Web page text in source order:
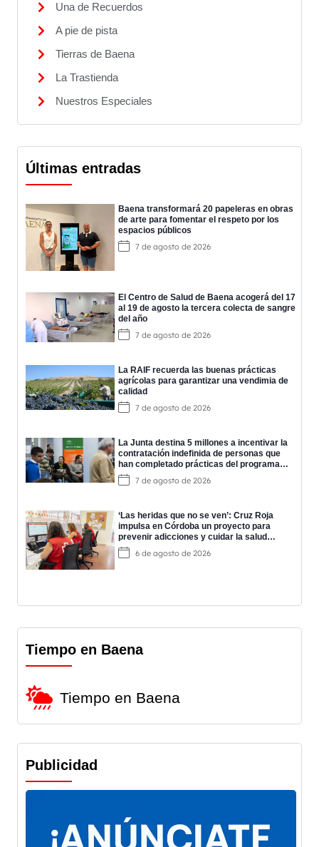
Una de Recuerdos
A pie de pista
Tierras de Baena
La Trastienda
Nuestros Especiales
Últimas entradas
Baena transformará 20 papeleras en obras
de arte para fomentar el respeto por los
espacios públicos
7 de agosto de 2026
El Centro de Salud de Baena acogerá del 17
al 19 de agosto la tercera colecta de sangre
del año
7 de agosto de 2026
La RAIF recuerda las buenas prácticas
agrícolas para garantizar una vendimia de
calidad
7 de agosto de 2026
La Junta destina 5 millones a incentivar la
contratación indefinida de personas que
han completado prácticas del programa
EPES
7 de agosto de 2026
‘Las heridas que no se ven’: Cruz Roja
impulsa en Córdoba un proyecto para
prevenir adicciones y cuidar la salud
mental
6 de agosto de 2026
Tiempo en Baena
Tiempo en Baena
Publicidad